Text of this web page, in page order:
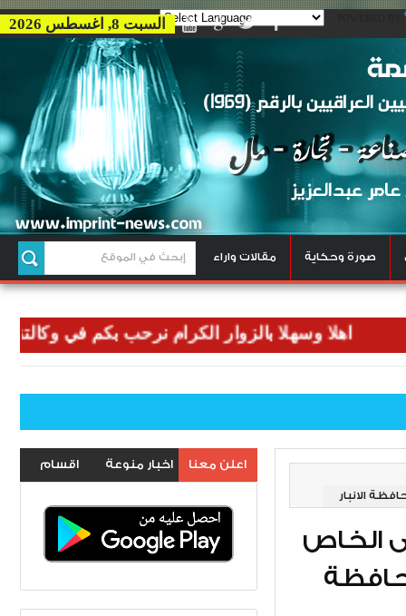
السبت 8, اغسطس 2026
صورة وحكاية مقالات واراء
اهلا وسهلا بالزوار الكرام نرحب بكم في وكالتنا
الانبار
الخاص
اعلن معنا اخبار منوعة
اقسام